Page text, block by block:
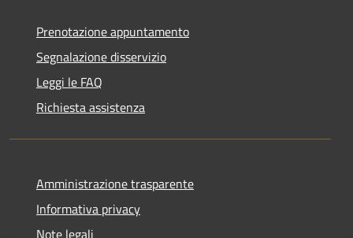
Prenotazione appuntamento
Segnalazione disservizio
Leggi le FAQ
Richiesta assistenza
Amministrazione trasparente
Informativa privacy
Note legali